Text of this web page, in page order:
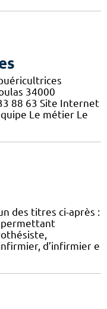
34000
88 63 Site Internet
Le métier Le
des titres ci-après :
d’infirmier e